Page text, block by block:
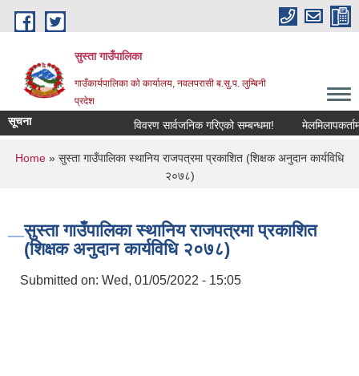
Skip to main content
सुस्ता गाउँपालिका
गाउँकार्यपालिका काे कार्यालय, नवलपरासी ब.सु.प. लुम्बिनी
प्रदेश
सूचना विवरण सार्वजनिक गरिएको सम्बन्धमा!
You are here
Home » सुस्ता गाउँपालिका स्थानिय राजपत्रमा प्रकाशित (शिक्षक अनुदान कार्यविधि
२०७८)
सुस्ता गाउँपालिका स्थानिय राजपत्रमा प्रकाशित
(शिक्षक अनुदान कार्यविधि २०७८)
Submitted on: Wed, 01/05/2022 - 15:05